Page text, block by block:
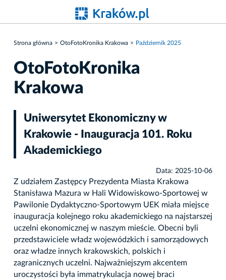
Strona główna OtoFotoKronika Krakowa Październik 2025
OtoFotoKronika
Krakowa
Uniwersytet Ekonomiczny w
Krakowie - Inauguracja 101. Roku
Akademickiego
Data: 2025-10-06
Z udziałem Zastępcy Prezydenta Miasta Krakowa
Stanisława Mazura w Hali Widowiskowo-Sportowej w
Pawilonie Dydaktyczno-Sportowym UEK miała miejsce
inauguracja kolejnego roku akademickiego na najstarszej
uczelni ekonomicznej w naszym mieście. Obecni byli
przedstawiciele władz wojewódzkich i samorządowych
oraz władze innych krakowskich, polskich i
zagranicznych uczelni. Najważniejszym akcentem
uroczystości była immatrykulacja nowej braci